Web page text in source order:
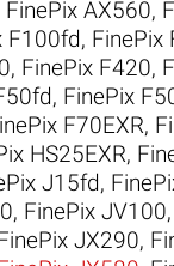
FinePix AX560,
F100fd, FinePix
, FinePix F420,
, FinePix
F70EXR,
HS25EXR,
J15fd,
, FinePix JV100,
JX290,